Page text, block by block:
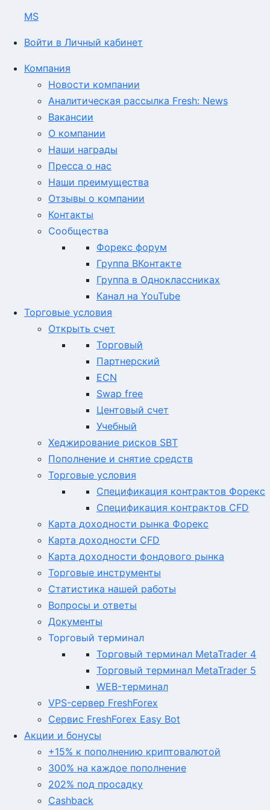
MS
Войти в Личный кабинет
Компания
Новости компании
Аналитическая рассылка Fresh: News
Вакансии
О компании
Наши награды
Пресса о нас
Наши преимущества
Отзывы о компании
Контакты
Сообщества
Форекс форум
Группа ВКонтакте
Группа в Одноклассниках
Канал на YouTube
Торговые условия
Открыть счет
Торговый
Партнерский
ECN
Swap free
Центовый счет
Учебный
Хеджирование рисков SBT
Пополнение и снятие средств
Торговые условия
Спецификация контрактов Форекс
Спецификация контрактов CFD
Карта доходности рынка Форекс
Карта доходности CFD
Карта доходности фондового рынка
Торговые инструменты
Статистика нашей работы
Вопросы и ответы
Документы
Торговый терминал
Торговый терминал MetaTrader 4
Торговый терминал MetaTrader 5
WEB-терминал
VPS-сервер FreshForex
Сервис FreshForex Easy Bot
Акции и бонусы
+15% к пополнению криптовалютой
300% на каждое пополнение
202% под просадку
Cashback